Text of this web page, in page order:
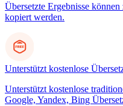
Übersetzte Ergebnisse
kopiert werden.
Unterstützt kostenlose
Unterstützt kostenlose
Google, Yandex, Bing